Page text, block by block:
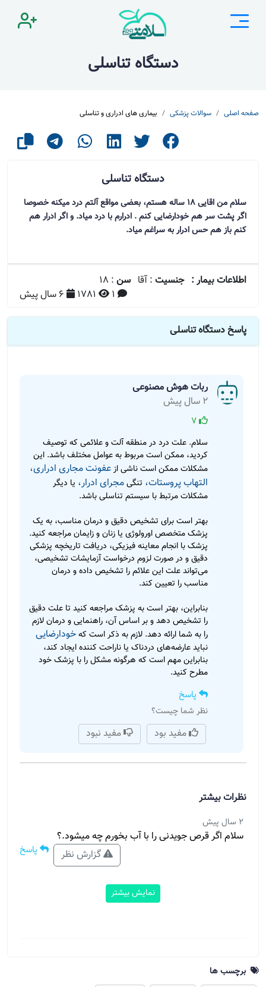
دستگاه تناسلی
صفحه اصلی سوالات پزشکی بیماری های ادراری و تناسلی
دستگاه تناسلی
سلام من اقایی 18 ساله هستم، بعضی مواقع آلتم درد میکنه خصوصا
اگر پشت سر هم خودارضایی کنم . ادرارم با درد میاد. و اگر ادرار هم
کنم باز هم حس ادرار به سراغم میاد.
اطلاعات بیمار : جنسیت : آقا سن : 18
پاسخ دستگاه تناسلی
ربات هوش مصنوعی
2 سال پیش
7
سلام. علت درد در منطقه آلت و علائمی که توصیف
کردید، ممکن است مربوط به عوامل مختلف باشد. این
مشکلات ممکن است ناشی ازعفونت مجاری ادراری،
التهاب پروستات، تنگیمجرای ادرار، یا دیگر
مشکلات مرتبط با سیستم تناسلی باشد.
بهتر است برای تشخیص دقیق و درمان مناسب، به یک
پزشک متخصص اورولوژی یا زنان و زایمان مراجعه کنید.
پزشک با انجام معاینه فیزیکی، دریافت تاریخچه پزشکی
دقیق و در صورت لزوم درخواست آزمایشات تشخیصی،
می‌تواند علت این علائم را تشخیص داده و درمان
مناسب را تعیین کند.
بنابراین، بهتر است به پزشک مراجعه کنید تا علت دقیق
را تشخیص دهد و بر اساس آن، راهنمایی و درمان لازم
را به شما ارائه دهد. لازم به ذکر است کهخودارضایی
نباید عارضه‌های دردناک یا ناراحت کننده ایجاد کند،
بنابراین مهم است که هرگونه مشکل را با پزشک خود
مطرح کنید.
پاسخ
نظر شما چیست؟
مفید بود مفید نبود
نظرات بیشتر
2 سال پیش
سلام اگر قرص جویدنی را با آب بخورم چه میشود.؟
پاسخ
نمایش بیشتر
برچسب ها